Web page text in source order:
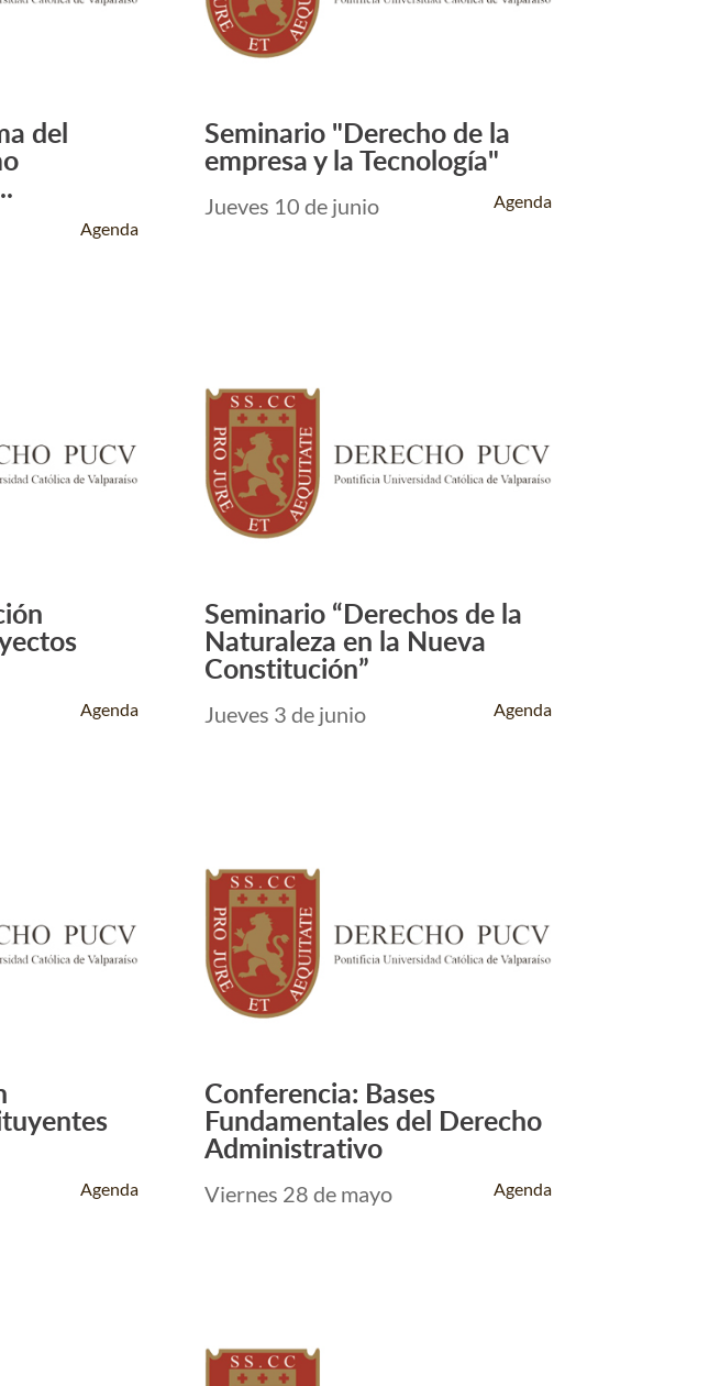
Leer Más +
del
Agenda
Leer Más +
Seminario "Derecho de la
empresa y la Tecnología"
Jueves 10 de junio Agenda
Leer Más +
Agenda
Leer Más +
Seminario “Derechos de la
Naturaleza en la Nueva
Constitución”
Jueves 3 de junio Agenda
Leer Más +
Agenda
Leer Más +
Conferencia: Bases
Fundamentales del Derecho
Administrativo
Viernes 28 de mayo Agenda